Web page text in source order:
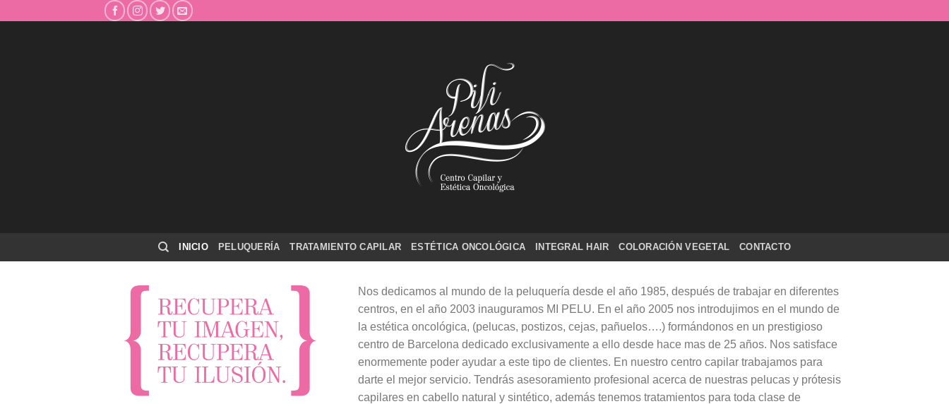
INICIO PELUQUERÍA TRATAMIENTO CAPILAR ESTÉTICA ONCOLÓGICA INTEGRAL HAIR COLORACIÓN VEGETAL CONTACTO
Nos dedicamos al mundo de la peluquería desde el año 1985, después de trabajar en diferentes
centros, en el año 2003 inauguramos MI PELU. En el año 2005 nos introdujimos en el mundo de
la estética oncológica, (pelucas, postizos, cejas, pañuelos….) formándonos en un prestigioso
centro de Barcelona dedicado exclusivamente a ello desde hace mas de 25 años. Nos satisface
enormemente poder ayudar a este tipo de clientes. En nuestro centro capilar trabajamos para
darte el mejor servicio. Tendrás asesoramiento profesional acerca de nuestras pelucas y prótesis
capilares en cabello natural y sintético, además tenemos tratamientos para toda clase de